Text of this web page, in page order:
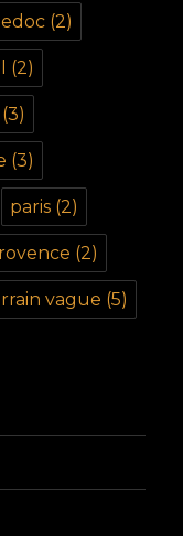
(2)
(2)
(3)
(3)
paris (2)
(2)
vague (5)